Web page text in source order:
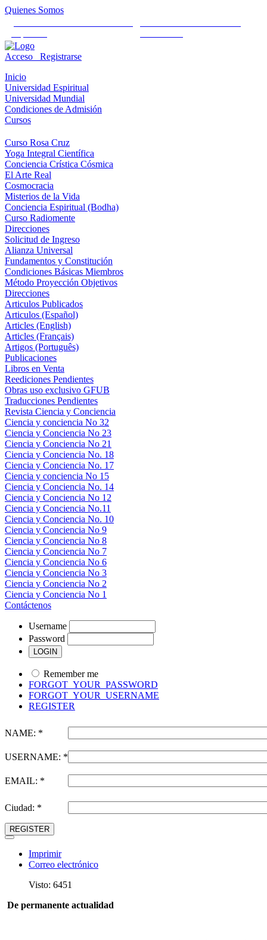
Quienes Somos
Acceso
Registrarse
Inicio
Universidad Espiritual
Universidad Mundial
Condiciones de Admisión
Cursos
Curso Rosa Cruz
Yoga Integral Científica
Conciencia Crística Cósmica
El Arte Real
Cosmocracia
Misterios de la Vida
Conciencia Espiritual (Bodha)
Curso Radiomente
Direcciones
Solicitud de Ingreso
Alianza Universal
Fundamentos y Constitución
Condiciones Básicas Miembros
Método Proyección Objetivos
Direcciones
Articulos Publicados
Articulos (Español)
Articles (English)
Articles (Français)
Artigos (Português)
Publicaciones
Libros en Venta
Reediciones Pendientes
Obras uso exclusivo GFUB
Traducciones Pendientes
Revista Ciencia y Conciencia
Ciencia y conciencia No 32
Ciencia y Conciencia No 23
Ciencia y Conciencia No 21
Ciencia y Conciencia No. 18
Ciencia y Conciencia No. 17
Ciencia y conciencia No 15
Ciencia y Conciencia No. 14
Ciencia y Conciencia No 12
Ciencia y Conciencia No.11
Ciencia y Conciencia No. 10
Ciencia y Conciencia No 9
Ciencia y Conciencia No 8
Ciencia y Conciencia No 7
Ciencia y Conciencia No 6
Ciencia y Conciencia No 3
Ciencia y Conciencia No 2
Ciencia y Conciencia No 1
Contáctenos
Username
Password
Remember me
FORGOT_YOUR_PASSWORD
FORGOT_YOUR_USERNAME
REGISTER
NAME: *
USERNAME: *
EMAIL: *
Ciudad: *
REGISTER
Imprimir
Correo electrónico
Visto: 6451
De permanente actualidad